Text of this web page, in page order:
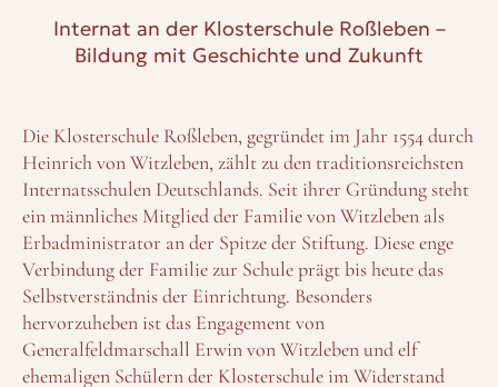
Internat an der Klosterschule Roßleben –
Bildung mit Geschichte und Zukunft
Die Klosterschule Roßleben, gegründet im Jahr 1554 durch
Heinrich von Witzleben, zählt zu den traditionsreichsten
Internatsschulen Deutschlands. Seit ihrer Gründung steht
ein männliches Mitglied der Familie von Witzleben als
Erbadministrator an der Spitze der Stiftung. Diese enge
Verbindung der Familie zur Schule prägt bis heute das
Selbstverständnis der Einrichtung. Besonders
hervorzuheben ist das Engagement von
Generalfeldmarschall Erwin von Witzleben und elf
ehemaligen Schülern der Klosterschule im Widerstand